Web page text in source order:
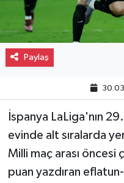
Paylaş
İspanya LaLiga'nın
evinde alt sıralarda
Milli maç arası öncesi
puan yazdıran
Eğitim